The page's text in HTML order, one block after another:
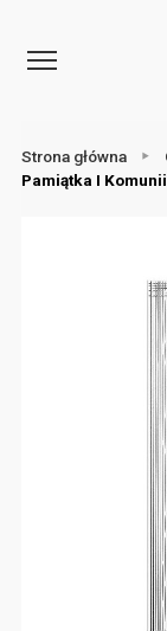
Strona główna
Pamiątka I